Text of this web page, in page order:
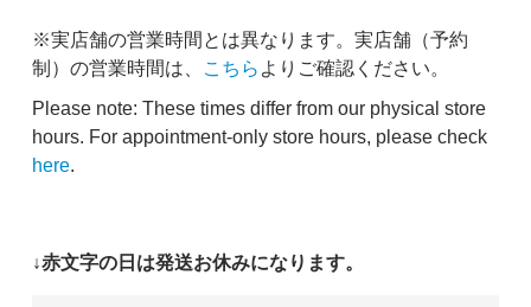
※実店舗の営業時間とは異なります。実店舗（予約
制）の営業時間は、
こちら よりご確認ください。
Please note: These times differ from our physical store
hours. For appointment-only store hours, please check
here.
↓赤文字の日は発送お休みになります。